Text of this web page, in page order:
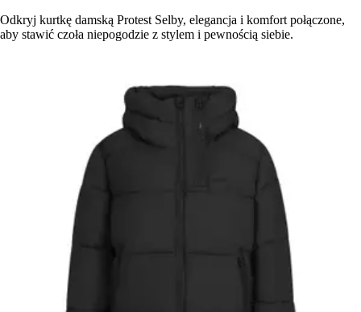
Odkryj kurtkę damską Protest Selby, elegancja i komfort połączone,
aby stawić czoła niepogodzie z stylem i pewnością siebie.